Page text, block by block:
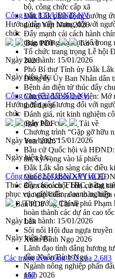
bộ, công chức cấp xã
Đắk Lắk phát động hưởng
dùng Việt Nam 2026
Đẩy mạnh cải cách hành
tăng trưởng hai con số trong
Tổ chức trang trọng Lễ hội
2026
Phó Bí thư Tỉnh ủy Đắk
Đảng ủy Ủy Ban Nhân dân
Bệnh án điện tử thúc đẩy
Chuyển đổi số thư viện: Mở
thời đại số
Đánh giá, rút kinh nghiệm
ngày bầu cử
Chương trình “Gặp gỡ hữu
Year 2026”
Bầu cử Quốc hội và
tin, kỳ vọng vào lá phiếu
Đắk Lắk sẵn sàng các điều
Quốc hội khóa XVI và
Đảm bảo cuộc bầu cử đại
các cấp diễn ra an toàn,
Thủ tướng Chính phủ
hoàn thành các dự án cao
Lắk
Sôi nổi Hội đua ngựa
Xuân Bính Ngọ 2026
Lãnh đạo tỉnh dâng hương
đầu Xuân Bính Ngọ
Ngành nông nghiệp phấn
năm 2026
Công văn 833/UBND-NV
Hướng dẫn xếp lương đối với
chức
Bản PDF
Tải về
Ngày ban hành: 15/01/2026
Ngày hiệu lực:
Công văn 833/UBND-NV
Hướng dẫn xếp lương đối với
chức
Bản PDF
Tải về
Ngày ban hành:15/01/2026
Ngày hiệu lực:
Công văn 821/UBND-PVHCC
Thúc đẩy cải cách TTHC, nâng
phục vụ người dân, doanh nghiệp
Bản PDF
Tải về
Ngày ban hành: 15/01/2026
Ngày hiệu lực:
Các trang trên cổng 192 của 2.683
167